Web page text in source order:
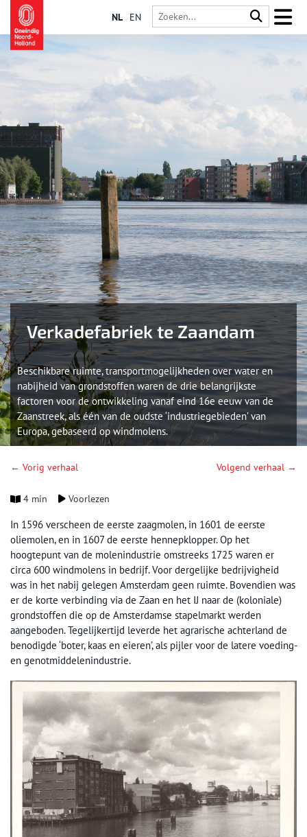
NL EN
Verkadefabriek te Zaandam
Beschikbare ruimte, transportmogelijkheden over water en
nabijheid van grondstoffen waren de drie belangrijkste
factoren voor de ontwikkeling vanaf eind 16e eeuw van de
Zaanstreek, als één van de oudste ‘industriegebieden’ van
Europa, gebaseerd op windmolens.
← Vorig verhaal Volgend verhaal →
4 min Voorlezen
In 1596 verscheen de eerste zaagmolen, in 1601 de eerste
oliemolen, en in 1607 de eerste hennepklopper. Op het
hoogtepunt van de molenindustrie omstreeks 1725 waren er
circa 600 windmolens in bedrijf. Voor dergelijke bedrijvigheid
was in het nabij gelegen Amsterdam geen ruimte. Bovendien was
er de korte verbinding via de Zaan en het IJ naar de (koloniale)
grondstoffen die op de Amsterdamse stapelmarkt werden
aangeboden. Tegelijkertijd leverde het agrarische achterland de
benodigde ‘boter, kaas en eieren’, als pijler voor de latere voeding-
en genotmiddelenindustrie.